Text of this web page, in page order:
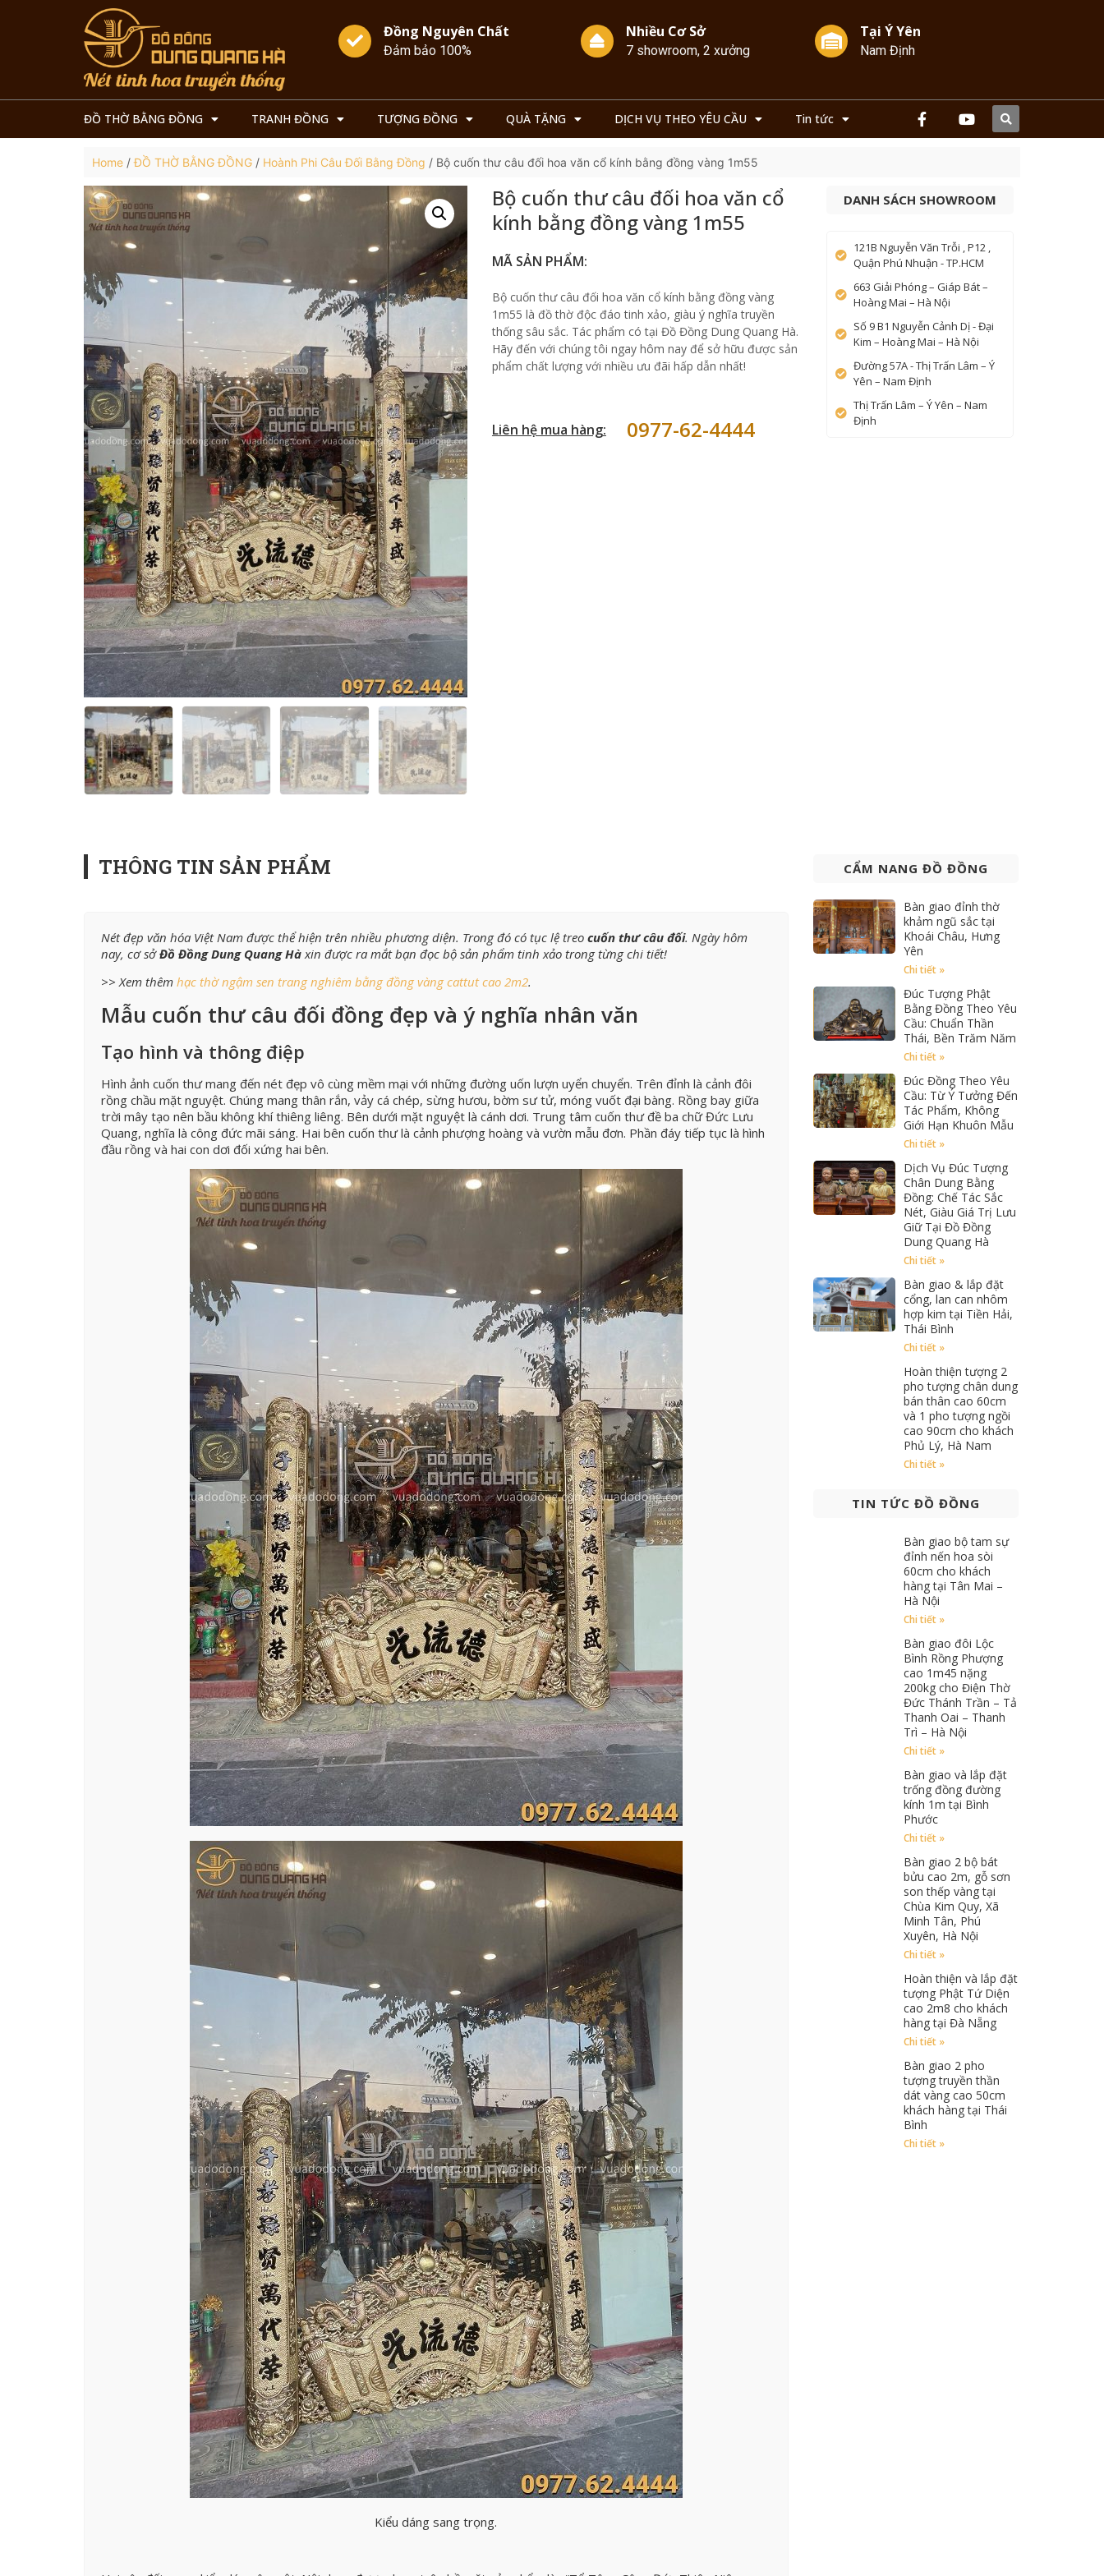
Đồng Nguyên Chất
Đảm bảo 100%
Nhiều Cơ Sở
7 showroom, 2 xưởng
Tại Ý Yên
Nam Định
ĐỒ THỜ BẰNG ĐỒNG TRANH ĐỒNG TƯỢNG ĐỒNG QUÀ TẶNG DỊCH VỤ THEO YÊU CẦU Tin tức
Home /ĐỒ THỜ BẰNG ĐỒNG / Hoành Phi Câu Đối Bằng Đồng / Bộ cuốn thư câu đối hoa văn cổ kính bằng đồng vàng 1m55
Bộ cuốn thư câu đối hoa văn cổ
kính bằng đồng vàng 1m55
MÃ SẢN PHẨM:
Bộ cuốn thư câu đối hoa văn cổ kính bằng đồng vàng
1m55 là đồ thờ độc đáo tinh xảo, giàu ý nghĩa truyền
thống sâu sắc. Tác phẩm có tại Đồ Đồng Dung Quang Hà.
Hãy đến với chúng tôi ngay hôm nay để sở hữu được sản
phẩm chất lượng với nhiều ưu đãi hấp dẫn nhất!
Liên hệ mua hàng: 0977-62-4444
DANH SÁCH SHOWROOM
121B Nguyễn Văn Trỗi , P12 ,
Quận Phú Nhuận - TP.HCM
663 Giải Phóng – Giáp Bát –
Hoàng Mai – Hà Nội
Số 9 B1 Nguyễn Cảnh Dị - Đại
Kim – Hoàng Mai – Hà Nội
Đường 57A - Thị Trấn Lâm – Ý
Yên – Nam Định
Thị Trấn Lâm – Ý Yên – Nam
Định
THÔNG TIN SẢN PHẨM
Nét đẹp văn hóa Việt Nam được thể hiện trên nhiều phương diện. Trong đó có tục lệ treo cuốn thư câu đối. Ngày hôm
nay, cơ sởĐồ Đồng Dung Quang Hà xin được ra mắt bạn đọc bộ sản phẩm tinh xảo trong từng chi tiết!
>> Xem thêm hạc thờ ngậm sen trang nghiêm bằng đồng vàng cattut cao 2m2.
Mẫu cuốn thư câu đối đồng đẹp và ý nghĩa nhân văn
Tạo hình và thông điệp
Hình ảnh cuốn thư mang đến nét đẹp vô cùng mềm mại với những đường uốn lượn uyển chuyển. Trên đỉnh là cảnh đôi
rồng chầu mặt nguyệt. Chúng mang thân rắn, vảy cá chép, sừng hươu, bờm sư tử, móng vuốt đại bàng. Rồng bay giữa
trời mây tạo nên bầu không khí thiêng liêng. Bên dưới mặt nguyệt là cánh dơi. Trung tâm cuốn thư đề ba chữ Đức Lưu
Quang, nghĩa là công đức mãi sáng. Hai bên cuốn thư là cảnh phượng hoàng và vườn mẫu đơn. Phần đáy tiếp tục là hình
đầu rồng và hai con dơi đối xứng hai bên.
Kiểu dáng sang trọng.
CẨM NANG ĐỒ ĐỒNG
Bàn giao đỉnh thờ
khảm ngũ sắc tại
Khoái Châu, Hưng
Yên
Chi tiết »
Đúc Tượng Phật
Bằng Đồng Theo Yêu
Cầu: Chuẩn Thần
Thái, Bền Trăm Năm
Chi tiết »
Đúc Đồng Theo Yêu
Cầu: Từ Ý Tưởng Đến
Tác Phẩm, Không
Giới Hạn Khuôn Mẫu
Chi tiết »
Dịch Vụ Đúc Tượng
Chân Dung Bằng
Đồng: Chế Tác Sắc
Nét, Giàu Giá Trị Lưu
Giữ Tại Đồ Đồng
Dung Quang Hà
Chi tiết »
Bàn giao & lắp đặt
cổng, lan can nhôm
hợp kim tại Tiền Hải,
Thái Bình
Chi tiết »
Hoàn thiện tượng 2
pho tượng chân dung
bán thân cao 60cm
và 1 pho tượng ngồi
cao 90cm cho khách
Phủ Lý, Hà Nam
Chi tiết »
TIN TỨC ĐỒ ĐỒNG
Bàn giao bộ tam sự
đỉnh nến hoa sòi
60cm cho khách
hàng tại Tân Mai –
Hà Nội
Chi tiết »
Bàn giao đôi Lộc
Bình Rồng Phượng
cao 1m45 nặng
200kg cho Điện Thờ
Đức Thánh Trần – Tả
Thanh Oai – Thanh
Trì – Hà Nội
Chi tiết »
Bàn giao và lắp đặt
trống đồng đường
kính 1m tại Bình
Phước
Chi tiết »
Bàn giao 2 bộ bát
bửu cao 2m, gỗ sơn
son thếp vàng tại
Chùa Kim Quy, Xã
Minh Tân, Phú
Xuyên, Hà Nội
Chi tiết »
Hoàn thiện và lắp đặt
tượng Phật Tứ Diện
cao 2m8 cho khách
hàng tại Đà Nẵng
Chi tiết »
Bàn giao 2 pho
tượng truyền thần
dát vàng cao 50cm
khách hàng tại Thái
Bình
Chi tiết »